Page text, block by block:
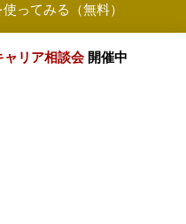
ってみる（無料）
ャリア相談会 開催中